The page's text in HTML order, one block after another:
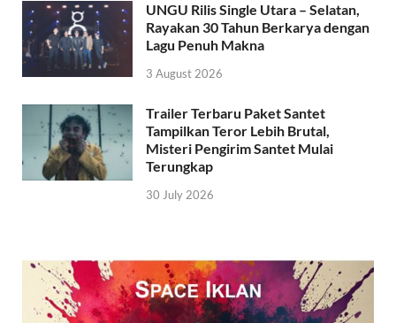
UNGU Rilis Single Utara – Selatan,
Rayakan 30 Tahun Berkarya dengan
Lagu Penuh Makna
3 August 2026
Trailer Terbaru Paket Santet
Tampilkan Teror Lebih Brutal,
Misteri Pengirim Santet Mulai
Terungkap
30 July 2026